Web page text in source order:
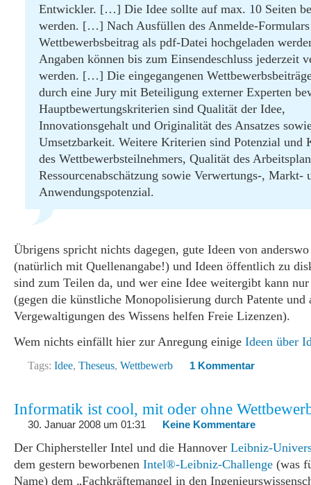
Entwickler. […] Die Idee sollte auf max. 10 Seiten
werden. […] Nach Ausfüllen des Anmelde-
Wettbewerbsbeitrag als pdf-Datei hochgeladen
Angaben können bis zum Einsendeschluss jederzeit
werden. […] Die eingegangenen
durch eine Jury mit Beteiligung externer Experten
Hauptbewertungskriterien sind Qualität der Idee,
Innovationsgehalt und Originalität des Ansatzes
Umsetzbarkeit. Weitere Kriterien sind Potenzial und
des Wettbewerbsteilnehmers, Qualität des
Ressourcenabschätzung sowie Verwertungs-, Markt-
Anwendungspotenzial.
Übrigens spricht nichts dagegen, gute Ideen von
(natürlich mit Quellenangabe!) und Ideen öffentlich zu
sind zum Teilen da, und wer eine Idee weitergibt kann
(gegen die künstliche Monopolisierung durch Patente und
Vergewaltigungen des Wissens helfen Freie Lizenzen).
Wem nichts einfällt hier zur Anregung einige Ideen über
Tags: Idee, Theseus, Wettbewerb 1 Kommentar
Informatik ist cool, mit oder ohne
30. Januar 2008 um 01:31 Keine Kommentare
Der Chiphersteller Intel und die Hannover Leibniz-
dem gestern beworbenen Intel®-Leibniz-Challenge (was
Name) dem „Fachkräftemangel in den